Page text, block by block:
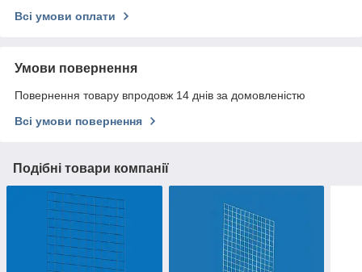
Всі умови оплати
Умови повернення
Повернення товару впродовж 14 днів за домовленістю
Всі умови повернення
Подібні товари компанії